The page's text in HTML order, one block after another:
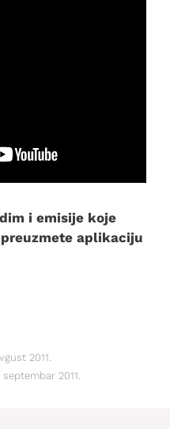
i emisije koje
aplikaciju
2011.
2011.